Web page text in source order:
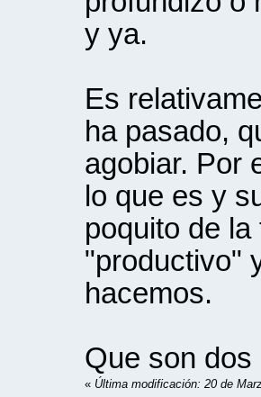
y ya.
Es
ha pasado,
agobiar. Por
lo que es y
poquito de
"productivo"
hacemos.
Que son dos
« Última modificación: 20 de